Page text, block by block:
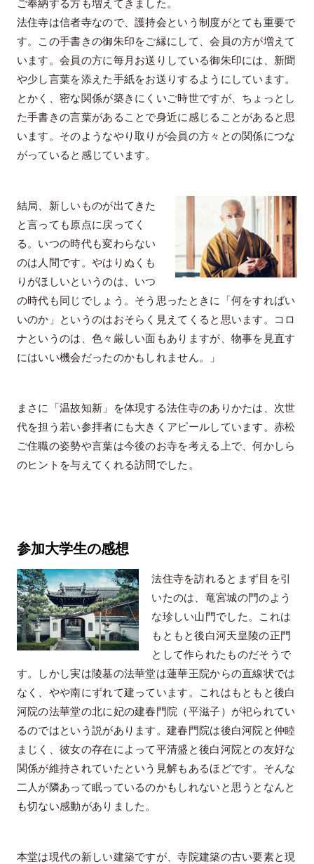
ご奉納する方も増えてきました。
法住寺は信者寺なので、護持会という制度がとても重要で
す。この手書きの御朱印をご縁にして、会員の方が増えて
います。会員の方に毎月お送りしている御朱印には、新聞
や少し言葉を添えた手紙をお送りするようにしています。
とかく、密な関係が築きにくいご時世ですが、ちょっとし
た手書きの言葉があることで身近に感じることがあると思
います。そのようなやり取りが会員の方々との関係につな
がっていると感じています。
結局、新しいものが出てきた
と言っても原点に戻ってく
る。いつの時代も変わらない
のは人間です。やはりぬくも
りがほしいというのは、いつ
の時代も同じでしょう。そう思ったときに「何をすればい
いのか」というのはおそらく見えてくると思います。コロ
ナというのは、色々厳しい面もありますが、物事を見直す
にはいい機会だったのかもしれません。」
まさに「温故知新」を体現する法住寺のありかたは、次世
代を担う若い参拝者にも大きくアピールしています。赤松
ご住職の姿勢や言葉は今後のお寺を考える上で、何かしら
のヒントを与えてくれる訪問でした。
参加大学生の感想
法住寺を訪れるとまず目を引
いたのは、竜宮城の門のよう
な珍しい山門でした。これは
もともと後白河天皇陵の正門
として作られたものだそうで
す。しかし実は陵墓の法華堂は蓮華王院からの直線状では
なく、やや南にずれて建っています。これはもともと後白
河院の法華堂の北に妃の建春門院（平滋子）が祀られてい
るのではという説があります。建春門院は後白河院と仲睦
まじく、彼女の存在によって平清盛と後白河院との友好な
関係が維持されていたという見解もあるほどです。そんな
二人が隣あって眠っているのかもしれないと思うとなんと
も切ない感動がありました。
本堂は現代の新しい建築ですが、寺院建築の古い要素と現